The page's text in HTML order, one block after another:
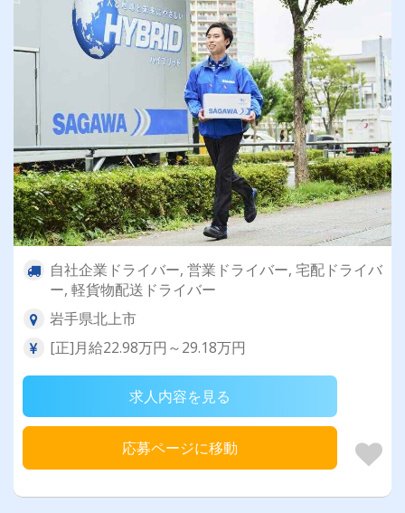
自社企業ドライバー, 営業ドライバー, 宅配ドライバ
ー, 軽貨物配送ドライバー
岩手県北上市
[正]月給22.98万円～29.18万円
求人内容を見る
応募ページに移動